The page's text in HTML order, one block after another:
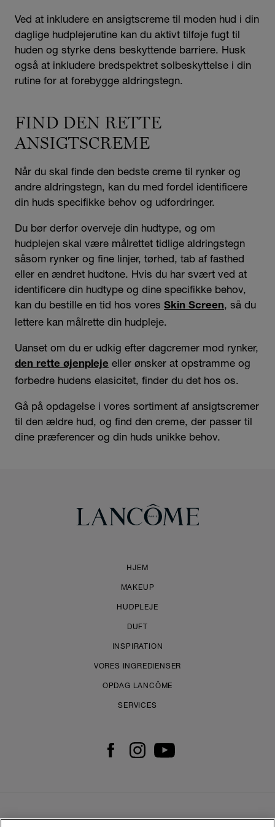
Ved at inkludere en ansigtscreme til moden hud i din
daglige hudplejerutine kan du aktivt tilføje fugt til
huden og styrke dens beskyttende barriere. Husk
også at inkludere bredspektret solbeskyttelse i din
rutine for at forebygge aldringstegn.
FIND DEN RETTE
ANSIGTSCREME
Når du skal finde den bedste creme til rynker og
andre aldringstegn, kan du med fordel identificere
din huds specifikke behov og udfordringer.
Du bør derfor overveje din hudtype, og om
hudplejen skal være målrettet tidlige aldringstegn
såsom rynker og fine linjer, tørhed, tab af fasthed
eller en ændret hudtone. Hvis du har svært ved at
identificere din hudtype og dine specifikke behov,
kan du bestille en tid hos vores Skin Screen, så du
lettere kan målrette din hudpleje.
Uanset om du er udkig efter dagcremer mod rynker,
den rette øjenpleje eller ønsker at opstramme og
forbedre hudens elasicitet, finder du det hos os.
Gå på opdagelse i vores sortiment af ansigtscremer
til den ældre hud, og find den creme, der passer til
dine præferencer og din huds unikke behov.
HJEM
MAKEUP
HUDPLEJE
DUFT
INSPIRATION
VORES INGREDIENSER
OPDAG LANCÔME
SERVICES